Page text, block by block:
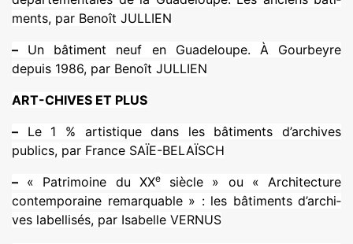
ments, par Benoît JULLIEN
– Un bâti­ment neuf en Guadeloupe. À Gourbeyre
depuis 1986, par Benoît JULLIEN
ART-CHIVES ET PLUS
– Le 1 % artis­ti­que dans les bâti­ments d’archi­ves
publics, par France SAÏE-BELAÏSCH
– « Patrimoine du XXesiècle » ou « Architecture
contem­po­raine remar­qua­ble » : les bâti­ments d’archi­
ves label­li­sés, par Isabelle VERNUS